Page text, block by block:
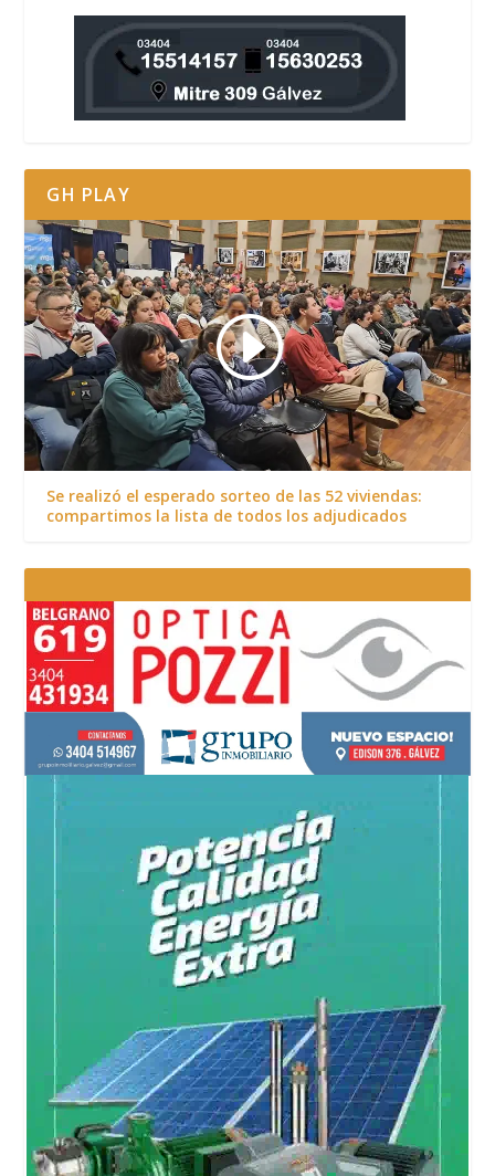
GH PLAY
Se realizó el esperado sorteo de las 52 viviendas:
compartimos la lista de todos los adjudicados